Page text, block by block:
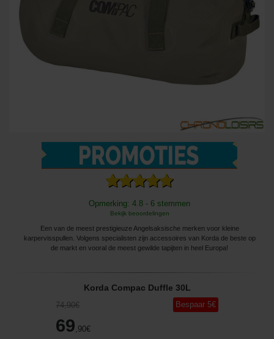
Opmerking: 4.8 - 6 stemmen
Bekijk beoordelingen
Een van de meest prestigieuze Angelsaksische merken voor kleine
karpervisspullen. Volgens specialisten zijn accessoires van Korda de beste op
de markt en vooral de meest gewilde tapijten in heel Europa!
Korda Compac Duffle 30L
74,90€
69 ,90€
Bespaar 5€